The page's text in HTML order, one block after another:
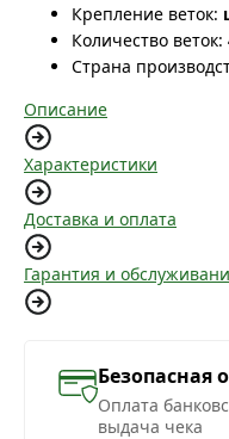
Крепление веток:
Количество веток:
Страна
Описание
Характеристики
Доставка и оплата
Гарантия и
Безопасная
Оплата
выдача чека